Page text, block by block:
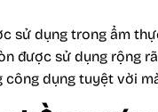
sử dụng trong ẩm
được sử dụng rộng
công dụng tuyệt vời